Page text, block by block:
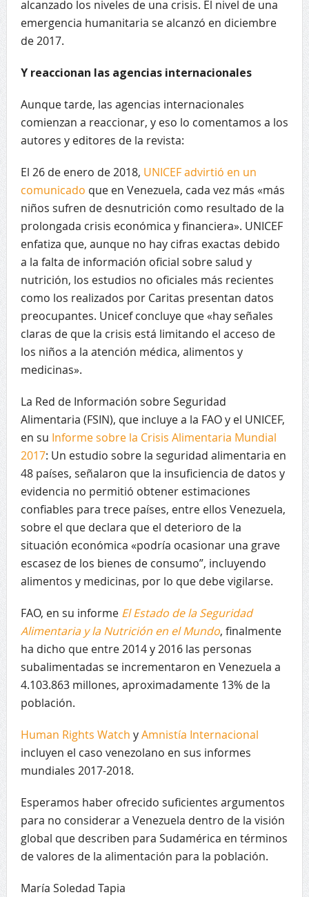
alcanzado los niveles de una crisis. El nivel de una
emergencia humanitaria se alcanzó en diciembre
de 2017.
Y reaccionan las agencias internacionales
Aunque tarde, las agencias internacionales
comienzan a reaccionar, y eso lo comentamos a los
autores y editores de la revista:
El 26 de enero de 2018, UNICEF advirtió en un
comunicado que en Venezuela, cada vez más «más
niños sufren de desnutrición como resultado de la
prolongada crisis económica y financiera». UNICEF
enfatiza que, aunque no hay cifras exactas debido
a la falta de información oficial sobre salud y
nutrición, los estudios no oficiales más recientes
como los realizados por Caritas presentan datos
preocupantes. Unicef ​​concluye que «hay señales
claras de que la crisis está limitando el acceso de
los niños a la atención médica, alimentos y
medicinas».
La Red de Información sobre Seguridad
Alimentaria (FSIN), que incluye a la FAO y el UNICEF,
en su Informe sobre la Crisis Alimentaria Mundial
2017: Un estudio sobre la seguridad alimentaria en
48 países, señalaron que la insuficiencia de datos y
evidencia no permitió obtener estimaciones
confiables para trece países, entre ellos Venezuela,
sobre el que declara que el deterioro de la
situación económica «podría ocasionar una grave
escasez de los bienes de consumo”, incluyendo
alimentos y medicinas, por lo que debe vigilarse.
FAO, en su informe El Estado de la Seguridad
Alimentaria y la Nutrición en el Mundo, finalmente
ha dicho que entre 2014 y 2016 las personas
subalimentadas se incrementaron en Venezuela a
4.103.863 millones, aproximadamente 13% de la
población.
Human Rights Watch yAmnistía Internacional
incluyen el caso venezolano en sus informes
mundiales 2017-2018.
Esperamos haber ofrecido suficientes argumentos
para no considerar a Venezuela dentro de la visión
global que describen para Sudamérica en términos
de valores de la alimentación para la población.
María Soledad Tapia